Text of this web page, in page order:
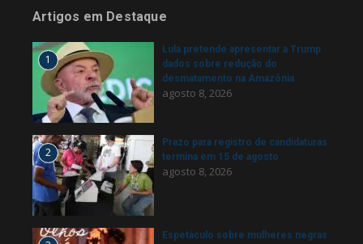
Artigos em Destaque
1
Lula pretende apresentar a Trump
dados sobre redução do
desmatamento na Amazônia
agosto 8, 2026
2
Prazo para registro de candidaturas
termina em 15 de agosto
agosto 8, 2026
Espetáculo sobre mulheres negras